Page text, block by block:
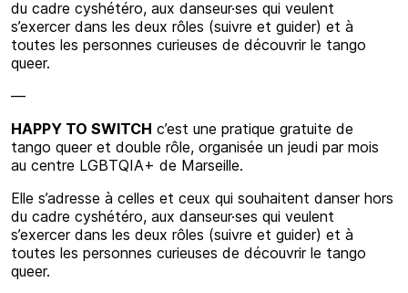
du cadre cyshétéro, aux danseur·ses qui veulent
s’exercer dans les deux rôles (suivre et guider) et à
toutes les personnes curieuses de découvrir le tango
queer.
—
HAPPY TO SWITCH c’est une pratique gratuite de
tango queer et double rôle, organisée un jeudi par mois
au centre LGBTQIA+ de Marseille.
Elle s’adresse à celles et ceux qui souhaitent danser hors
du cadre cyshétéro, aux danseur·ses qui veulent
s’exercer dans les deux rôles (suivre et guider) et à
toutes les personnes curieuses de découvrir le tango
queer.